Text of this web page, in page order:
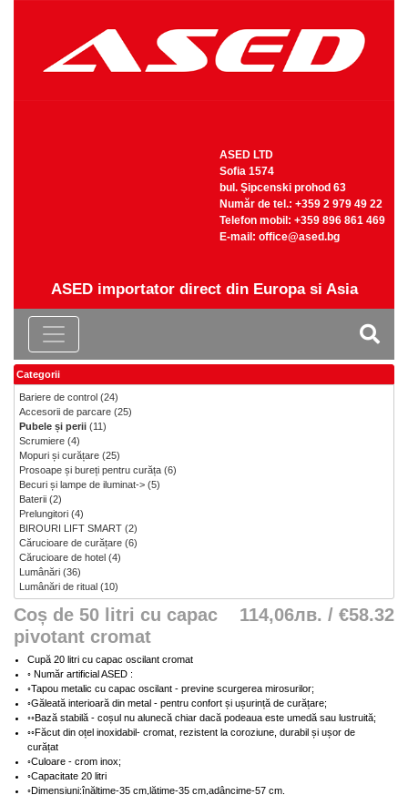
ASED LTD
Sofia 1574
bul. Şipcenski prohod 63
Număr de tel.: +359 2 979 49 22
Telefon mobil: +359 896 861 469
Е-mail: office@ased.bg
ASED importator direct din Europa si Asia
114,06лв. / €58.32
Coș de 50 litri cu capac
pivotant cromat
Cupă 20 litri cu capac oscilant cromat
◦ Număr artificial ASED :
◦Tapou metalic cu capac oscilant - previne scurgerea mirosurilor;
◦Găleată interioară din metal - pentru confort și ușurință de curățare;
◦◦Bază stabilă - coșul nu alunecă chiar dacă podeaua este umedă sau lustruită;
◦◦Făcut din oțel inoxidabil- cromat, rezistent la coroziune, durabil și ușor de
curățat
◦Culoare - crom inox;
◦Capacitate 20 litri
◦Dimensiuni:înălțime-35 cm,lățime-35 cm,adâncime-57 cm.
Categorii
Bariere de control (24)
Accesorii de parcare (25)
Pubele și perii (11)
Scrumiere (4)
Mopuri și curățare (25)
Prosoape și bureți pentru curăța (6)
Becuri și lampe de iluminat-> (5)
Baterii (2)
Prelungitori (4)
BIROURI LIFT SMART (2)
Cărucioare de curățare (6)
Cărucioare de hotel (4)
Lumânări (36)
Lumânări de ritual (10)